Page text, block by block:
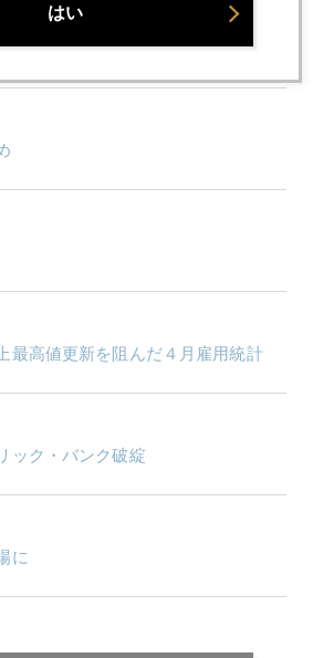
フレ抑制と銀行危機回避は両立する
最高値更新を阻んだ４月雇用統計
ック・バンク破綻
に
はい